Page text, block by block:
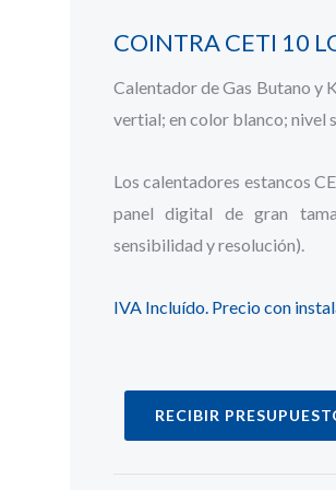
COINTRA CETI 10
Calentador de Gas Butano y
vertial; en color blanco; nivel
Los calentadores estancos
panel digital de gran
sensibilidad y resolución).
IVA Incluído. Precio con
RECIBIR